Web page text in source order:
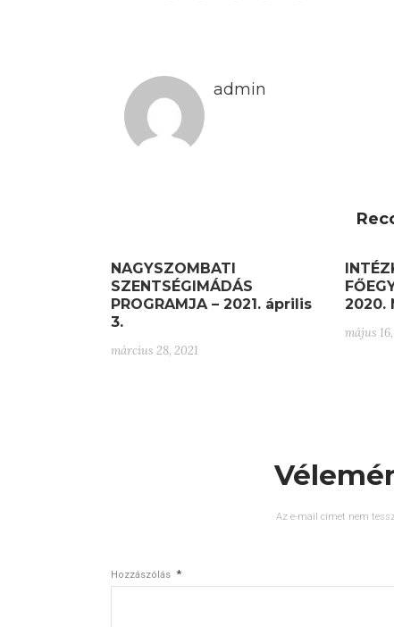
admin
NAGYSZOMBATI
SZENTSÉGIMÁDÁS
PROGRAMJA – 2021. április
3.
március 28, 2021
2020.
május
Az e-mail címet nem
Hozzászólás *